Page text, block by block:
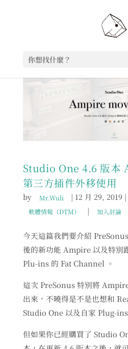
你想找什麼？
Studio One 4.6 版本
第三方插件外移使用
by Mr.Wuli | 12 月 29, 2019 |
軟體情報（DTM） | 加入討論
今天這篇我們要介紹
後的新功能 Ampire 以及特別
Plu-ins 的 Fat Channel 。
這次 PreSonus 特別將
出來，不曉得是不是也想和
Studio One 以及自家 Plug-
但如果你已經購買了 Studio